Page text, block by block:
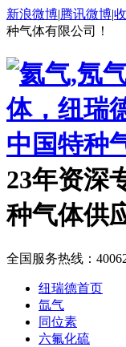
新浪微博|腾讯微博|
种气体有限公司！
中国特种
23年资深
种气体供
全国服务热线：
纽瑞德首页
氙气
同位素
六氟化硫